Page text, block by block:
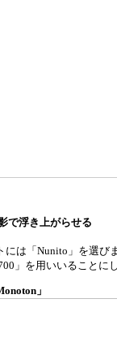
で浮き上がらせる
には「Nunito」を選び
」を用いいることにし
」